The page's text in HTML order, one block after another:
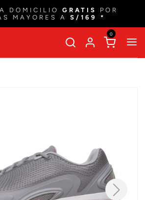
DOMICILIO GRATIS
POR
MAYORES A S/169 *
0